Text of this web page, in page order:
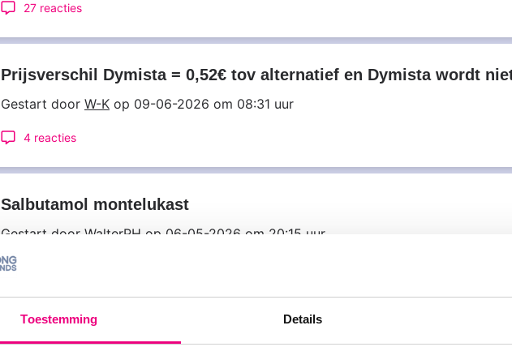
Toestemming Details
27 reacties
Prijsverschil Dymista = 0,52€ tov alternatief en Dymista wordt
Gestart door W-K op 09-06-2026 om 08:31 uur
4 reacties
Salbutamol montelukast
Gestart door WalterPH op 06-05-2026 om 20:15 uur